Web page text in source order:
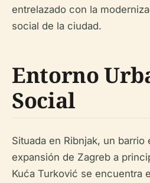
entrelazado con la
social de la ciudad.
Entorno
Social
Situada en Ribnjak, un barrio
expansión de Zagreb a
Kuća Turković se encuentra